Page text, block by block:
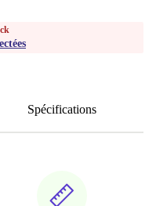
Spécifications